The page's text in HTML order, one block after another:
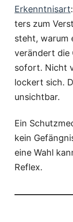
Erkennt­nis­art
ters zum
steht, war­um
ver­än­dert die
sofort. Nicht
lockert sich.
unsichtbar.
Ein
kein
eine Wahl
Reflex.